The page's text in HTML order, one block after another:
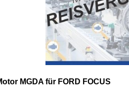
MGDA für FORD FOCUS